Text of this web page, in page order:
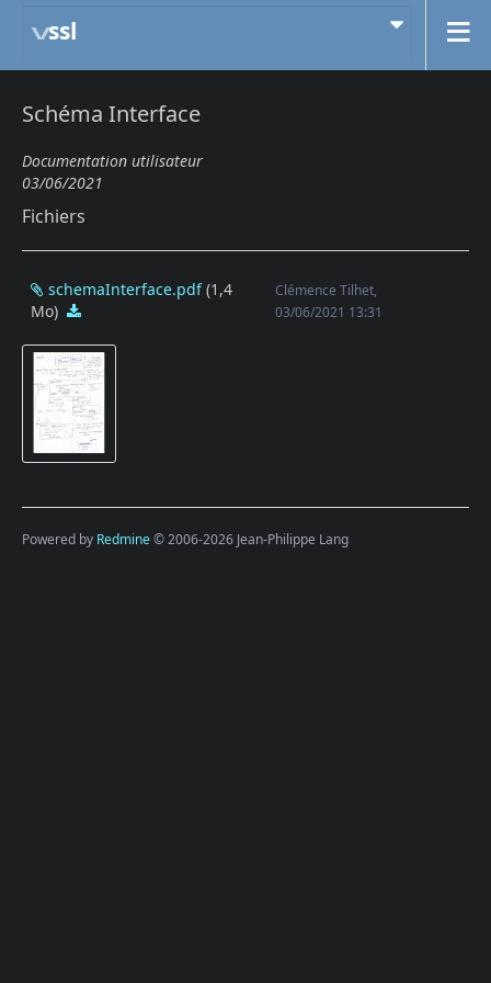
ssl
Schéma Interface
Documentation utilisateur
03/06/2021
Fichiers
schemaInterface.pdf (1,4
Mo)
Clémence Tilhet,
03/06/2021 13:31
Powered by Redmine© 2006-2026 Jean-Philippe Lang